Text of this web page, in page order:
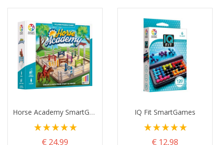
Horse Academy SmartGames
Waardering:
100%€ 24,99
IQ Fit SmartGames
Waardering:
100%€ 12,98